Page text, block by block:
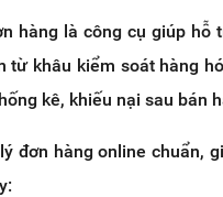
hàng là công cụ giúp
từ khâu kiểm soát hàng
kê, khiếu nại sau bán
đơn hàng online chuẩn,